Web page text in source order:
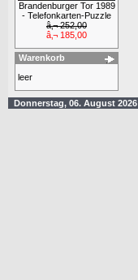
Brandenburger Tor 1989
- Telefonkarten-Puzzle
â‚¬ 252,00
â‚¬ 185,00
Warenkorb
leer
Donnerstag, 06. August 2026